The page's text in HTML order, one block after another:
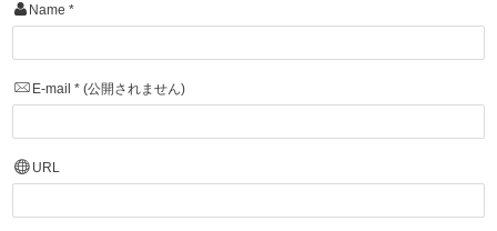
Name *
E-mail * (公開されません)
URL